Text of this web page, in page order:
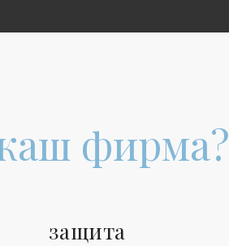
фирма?
защита